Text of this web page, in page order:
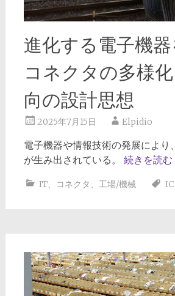
進化する電子機
コネクタの多様
向の設計思想
2025年7月15日 Elpidio
電子機器や情報技術の発展により
が生み出されている。 続きを読む
IT、 コネクタ 、 工場/機械